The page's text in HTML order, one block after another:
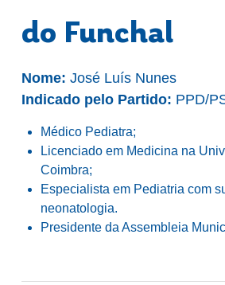
do Funchal
Nome: José Luís Nunes
Indicado pelo Partido: PPD/
Médico Pediatra;
Licenciado em Medicina na
Coimbra;
Especialista em Pediatria com
neonatologia.
Presidente da Assembleia